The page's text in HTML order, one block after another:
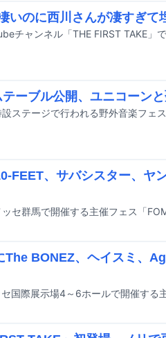
いのに西川さんが凄すぎて
ーブル公開、ユニコーン
FEET、サバシスター、ヤ
BONEZ、ヘイスミ、